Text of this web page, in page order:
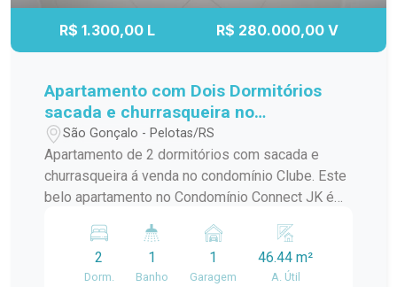
R$ 1.300,00 L R$ 280.000,00 V
Apartamento com Dois Dormitórios
sacada e churrasqueira no
Condomínio Connect JK em Pelotas!
São Gonçalo - Pelotas/RS
Apartamento de 2 dormitórios com sacada e
churrasqueira á venda no condomínio Clube. Este
belo apartamento no Condomínio Connect JK é
Pelotas. A unidade possui as seguintes
características: Dois dormitórios: Quartos
espaçosos e bem iluminados. Sala e cozinha
2
Dorm.
1
Banho
1
Garagem
46.44 m²
A. Útil